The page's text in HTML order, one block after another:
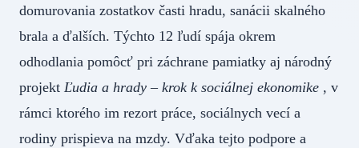
domurovania zostatkov časti hradu, sanácii skalného
brala a ďalších. Týchto 12 ľudí spája okrem
odhodlania pomôcť pri záchrane pamiatky aj národný
projekt Ľudia a hrady – krok k sociálnej ekonomike , v
rámci ktorého im rezort práce, sociálnych vecí a
rodiny prispieva na mzdy. Vďaka tejto podpore a